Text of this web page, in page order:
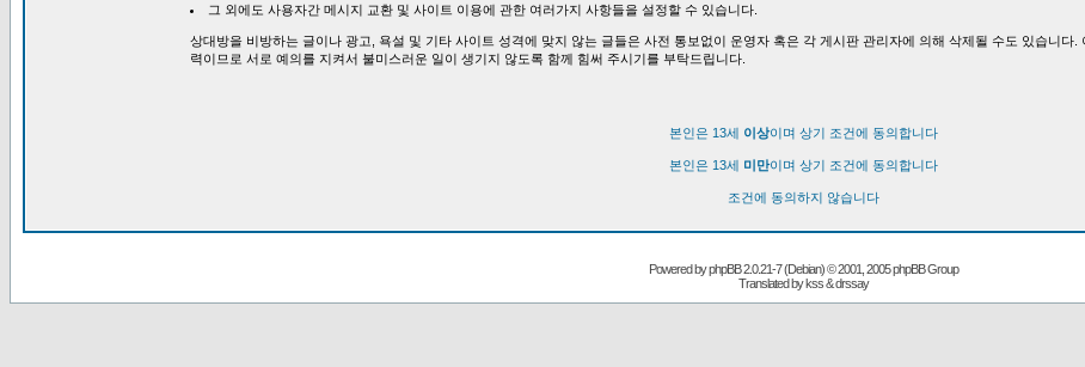
그 외에도 사용자간 메시지 교환 및 사이트 이용에 관한 여러가지 사항들을 설정할 수 있습니다.
상대방을 비방하는 글이나 광고, 욕설 및 기타 사이트 성격에 맞지 않는 글들은 사전 통보없이 운영자 혹은 각 게시판 관리자에 의해 삭제될 수도 있습니다
력이므로 서로 예의를 지켜서 불미스러운 일이 생기지 않도록 함께 힘써 주시기를 부탁드립니다.
본인은 13세 이상이며 상기 조건에 동의합니다
본인은 13세 미만이며 상기 조건에 동의합니다
조건에 동의하지 않습니다
Powered byphpBB2.0.21-7 (Debian) © 2001, 2005 phpBB Group
Translated by kss & drssay